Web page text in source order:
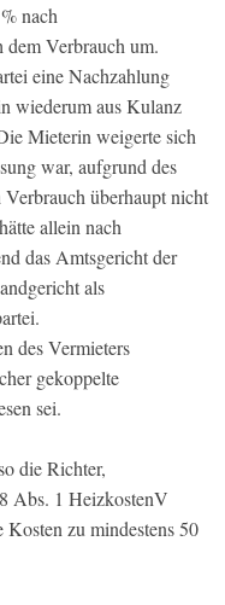
nach
dem Verbrauch um.
eine Nachzahlung
wiederum aus Kulanz
Mieterin weigerte sich
war, aufgrund des
überhaupt nicht
allein nach
das Amtsgericht der
als
des Vermieters
gekoppelte
sei.
die Richter,
Abs. 1 HeizkostenV
zu mindestens 50